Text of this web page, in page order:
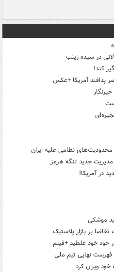
در سیده زینب
کند!
محدودیت‌های نظامی علیه ایران
جدید تنگه هرمز
در آمریکا!
موشکی
بر بازار پلاستیک
خود خود غلطید +فیلم
ویران کرد